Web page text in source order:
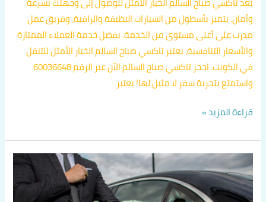
وأمان. يتميز بأسطول من السيارات النظيفة والراقية، وفريق عمل
مدرب على أعلى مستوى من الخدمة. بفضل خدمة العملاء الممتازة
والأسعار التنافسية، يعتبر تاكسي صباح السالم الخيار الأمثل للتنقل
في الكويت. احجز تاكسي صباح السالم الآن عبر الرقم 60036648
واستمتع بتجربة سفر لا مثيل لها! يعتبر
قراءة المزيد »
تكسي
الكويت
60036648